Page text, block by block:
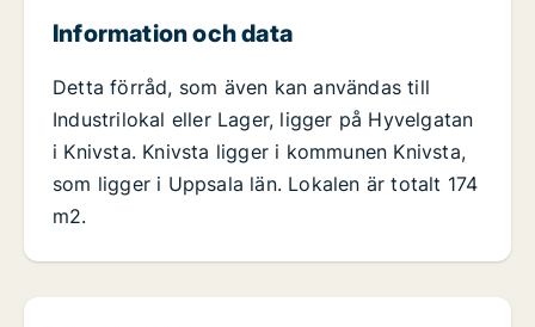
Information och data
Detta förråd, som även kan användas till
Industrilokal eller Lager, ligger på Hyvelgatan
i Knivsta. Knivsta ligger i kommunen Knivsta,
som ligger i Uppsala län. Lokalen är totalt 174
m2.